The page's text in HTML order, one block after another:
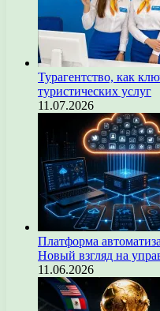
Турагентство, как
туристических услуг
11.07.2026
Платформа
Новый взгляд на
11.06.2026